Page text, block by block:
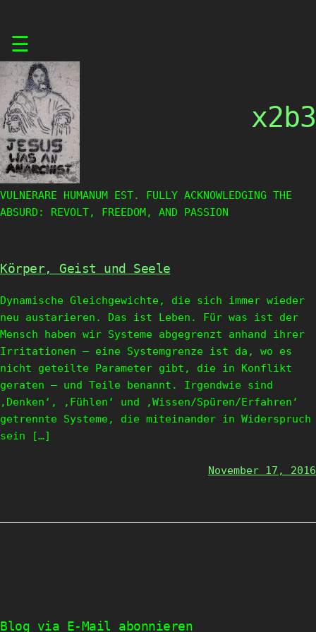
content
☰
x2b3
VULNERARE HUMANUM EST. FULLY ACKNOWLEDGING THE
ABSURD: REVOLT, FREEDOM, AND PASSION
Körper, Geist und Seele
Dynamische Gleichgewichte, die sich immer wieder
neu austarieren. Das ist Leben. Für was ist der
Mensch haben wir Systeme abgegrenzt anhand ihrer
Irritationen – eine Systemgrenze ist da, wo es
nicht geteilte Parameter gibt, die in Konflikt
geraten – und Teile benannt. Irgendwie sind
‚Denken‘, ‚Fühlen‘ und ‚Wissen/Spüren/Erfahren‘
getrennte Systeme, die miteinander in Widerspruch
sein […]
November 17, 2016
Blog via E-Mail abonnieren